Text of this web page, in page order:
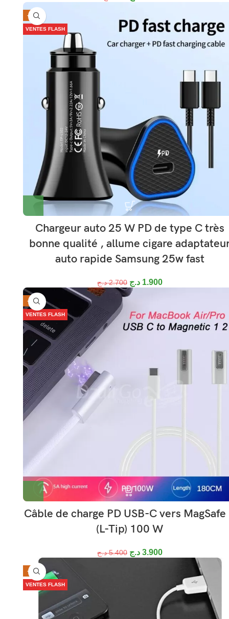
-30%
VENTES FLASH
Chargeur auto 25 W PD de type C très
bonne qualité , allume cigare
auto rapide Samsung 25w fast
2.700 د.ج 1.900 د.ج
-28%
VENTES FLASH
Câble de charge PD USB-C vers MagSafe
(L-Tip) 100 W
5.400 د.ج 3.900 د.ج
-44%
VENTES FLASH